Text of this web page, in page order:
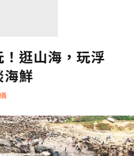
逛山海，玩浮
海鮮